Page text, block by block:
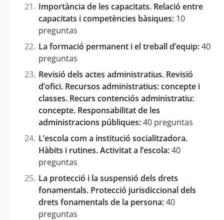
Importància de les capacitats. Relació entre
capacitats i competències bàsiques: 10
preguntas
La formació permanent i el treball d’equip:40
preguntas
Revisió dels actes administratius. Revisió
d’ofici. Recursos administratius: concepte i
classes. Recurs contenciós administratiu:
concepte. Responsabilitat de les
administracions públiques:40 preguntas
L’escola com a institució socialitzadora.
Hàbits i rutines. Activitat a l’escola:40
preguntas
La protecció i la suspensió dels drets
fonamentals. Protecció jurisdiccional dels
drets fonamentals de la persona:40
preguntas